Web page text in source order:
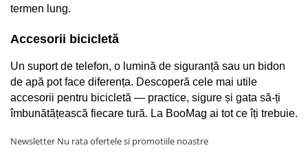
Roti
Trotinete copii
termen lung.
Accesorii bicicletă
Un suport de telefon, o lumină de siguranță sau un bidon
de apă pot face diferența. Descoperă cele mai utile
accesorii pentru bicicletă — practice, sigure și gata să-ți
îmbunătățească fiecare tură. La BooMag ai tot ce îți trebuie.
Newsletter Nu rata ofertele si promotiile noastre